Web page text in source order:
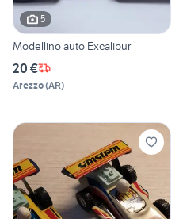
5
Modellino auto Excalibur
20 €
Arezzo(AR)